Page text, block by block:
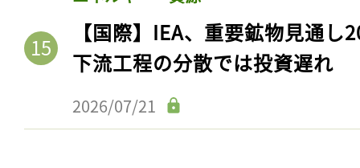
マグロ含むマグロ4種がランク
2021/09/06
エネルギー・資源